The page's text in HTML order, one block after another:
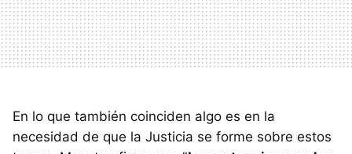
En lo que también coinciden algo es en la
necesidad de que la Justicia se forme sobre estos